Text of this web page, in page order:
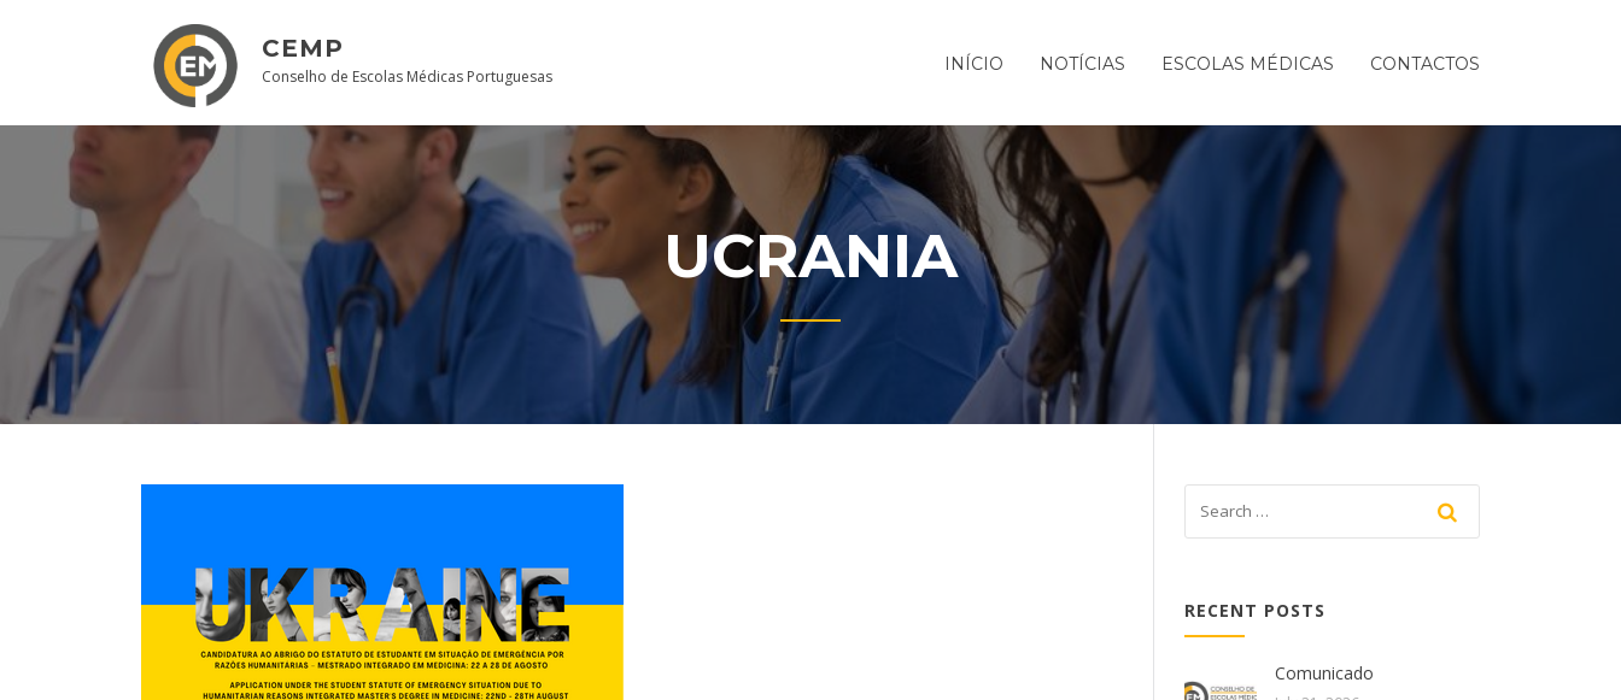
CEMP
Conselho de Escolas Médicas Portuguesas
INÍCIO NOTÍCIAS ESCOLAS MÉDICAS CONTACTOS
UCRANIA
RECENT POSTS
Comunicado